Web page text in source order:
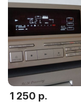
1 250 р.